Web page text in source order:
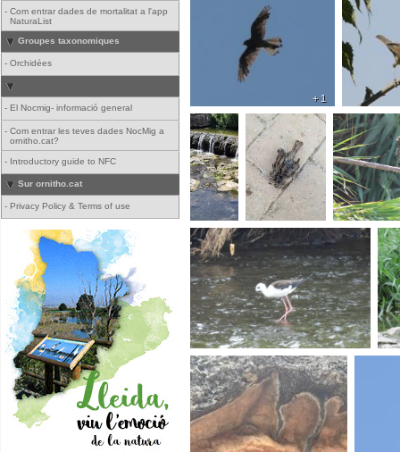
- Com entrar dades de mortalitat a l'app
NaturaList
Groupes taxonomiques
- Orchidées
- El Nocmig- informació general
- Com entrar les teves dades NocMig a
ornitho.cat?
- Introductory guide to NFC
Sur ornitho.cat
- Privacy Policy & Terms of use
+ 1